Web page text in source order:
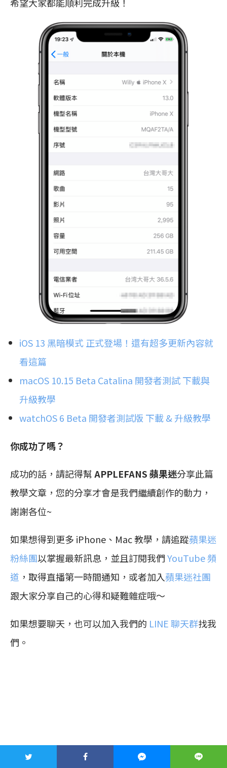
希望大家都能順利完成升級！
iOS 13 黑暗模式 正式登場！還有超多更新內容就
看這篇
macOS 10.15 Beta Catalina 開發者測試 下載與
升級教學
watchOS 6 Beta 開發者測試版 下載 & 升級教學
你成功了嗎？
成功的話，請記得幫APPLEFANS 蘋果迷分享此篇
教學文章，您的分享才會是我們繼續創作的動力，
謝謝各位~
如果想得到更多 iPhone、Mac 教學，請追蹤蘋果迷
粉絲團以掌握最新訊息，並且訂閱我們YouTube 頻
道 ，取得直播第一時間通知，或者加入蘋果迷社團
跟大家分享自己的心得和疑難雜症哦～
如果想要聊天，也可以加入我們的 LINE 聊天群找我
們。